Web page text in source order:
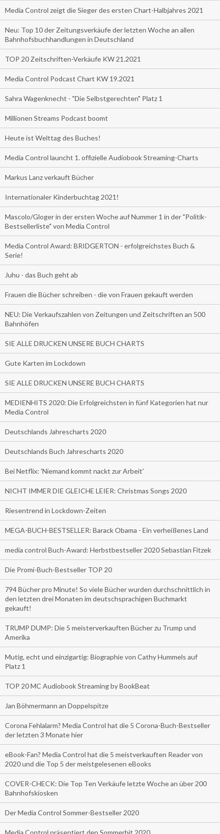
Media Control zeigt die Sieger des ersten Chart-Halbjahres 2021
Neu: Top 10 der Zeitungsverkäufe der letzten Woche an allen
Bahnhofsbuchhandlungen in Deutschland
TOP 20 Zeitschriften-Verkäufe KW 21.2021
Media Control Podcast Chart KW 19.2021
Sahra Wagenknecht - "Die Selbstgerechten" Platz 1
Millionen Streams Podcast boomt
Heute ist Welttag des Buches!
Media Control launcht 1. offizielle Audiobook Streaming-Charts
Markus Lanz verkauft Bücher
Internationaler Kinderbuchtag 2021!
Mascolo/Gloger in der ersten Woche auf Nummer 1 in der "Politik-
Bestsellerliste" von Media Control
Media Control Award: BRIDGERTON - erfolgreichstes Buch &
Serie!
Juhu - das Buch geht ab
Frauen die Bücher schreiben - die von Frauen gekauft werden
NEU: Die Verkaufszahlen von Zeitungen und Zeitschriften an 500
Bahnhöfen
SIE ALLE DRUCKEN UNSERE BUCH CHARTS
Gute Karten im Lockdown
SIE ALLE DRUCKEN UNSERE BUCH CHARTS
MEDIENHITS 2020: Die Erfolgreichsten in fünf Kategorien hat nur
Media Control
Deutschlands Jahrescharts 2020
Deutschlands Buch Jahrescharts 2020
Bei Netflix: 'Niemand kommt nackt zur Arbeit'
NICHT IMMER DIE GLEICHE LEIER: Christmas Songs 2020
Riesentrend in Lockdown-Zeiten
MEGA-BUCH-BESTSELLER: Barack Obama - Ein verheißenes Land
media control Buch-Award: Herbstbestseller 2020 Sebastian Fitzek
Die Promi-Buch-Bestseller TOP 20
794 Bücher pro Minute! So viele Bücher wurden durchschnittlich in
den letzten drei Monaten im deutschsprachigen Buchmarkt
gekauft!
TRUMP DUMP: Die 5 meisterverkauften Bücher zu Trump und
Amerika
Mutig, echt und einzigartig: Biographie von Cathy Hummels auf
Platz 1
TOP 20 MC Audiobook Streaming by BookBeat
Jan Böhmermann an Doppelspitze
Corona Fehlalarm? Media Control hat die 5 Corona-Buch-Bestseller
der letzten 3 Monate hier
eBook-Fan? Media Control hat die 5 meistverkauften Reader von
2020 und die Top 5 der meistgelesenen eBooks
COVER-CHECK: Die Top Ten Verkäufe letzte Woche an über 200
Bahnhofskiosken
Der Media Control Sommer-Bestseller 2020